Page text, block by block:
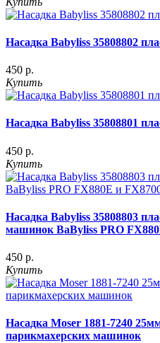
Насадка Babyliss 35808802
450 р.
Купить
Насадка Babyliss 35808801
450 р.
Купить
Насадка Babyliss 35808803
машинок BaByliss PRO
450 р.
Купить
Насадка Moser 1881-7240
парикмахерских машинок